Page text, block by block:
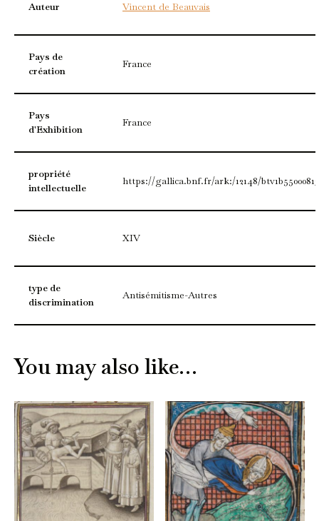
Auteur Vincent de Beauvais
Pays de
création
France
Pays
d'Exhibition
France
propriété
intellectuelle
https://gallica.bnf.fr/ark:/12148/
Siècle XIV
type de
discrimination
Antisémitisme-Autres
You may also like…